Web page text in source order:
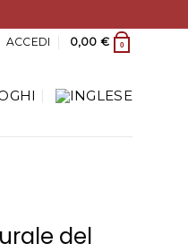
ACCEDI 0,00 € 0
del